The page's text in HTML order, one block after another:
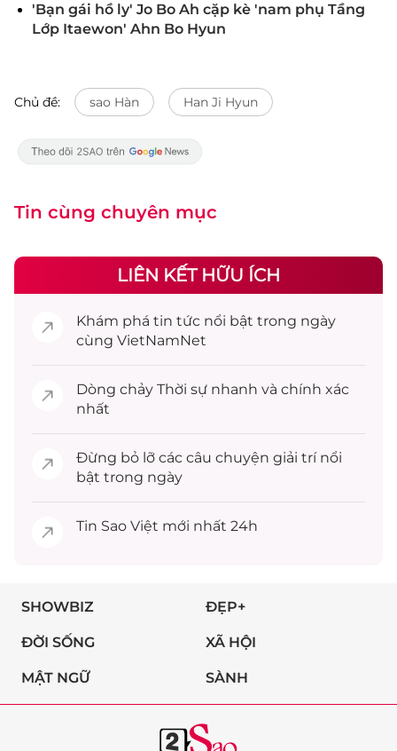
'Bạn gái hồ ly' Jo Bo Ah cặp kè 'nam phụ Tầng
Lớp Itaewon' Ahn Bo Hyun
Chủ đề: sao Hàn Han Ji Hyun
Tin cùng chuyên mục
LIÊN KẾT HỮU ÍCH
Khám phá tin tức nổi bật trong ngày
cùng VietNamNet
Dòng chảy Thời sự nhanh và chính xác
nhất
Đừng bỏ lỡ các câu chuyện giải trínổi
bật trong ngày
Tin Sao Việt mới nhất 24h
SHOWBIZ ĐẸP+
ĐỜI SỐNG XÃ HỘI
MẬT NGỮ SÀNH